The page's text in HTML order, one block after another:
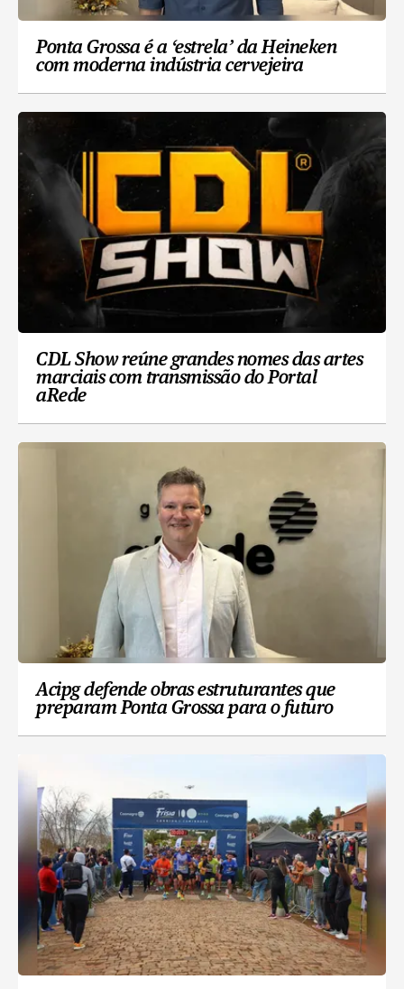
Ponta Grossa é a ‘estrela’ da Heineken
com moderna indústria cervejeira
CDL Show reúne grandes nomes das artes
marciais com transmissão do Portal
aRede
Acipg defende obras estruturantes que
preparam Ponta Grossa para o futuro